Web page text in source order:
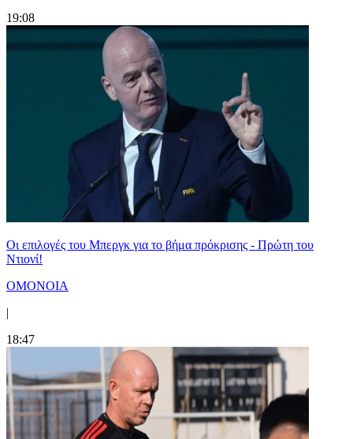
19:08
Οι επιλογές του Μπεργκ για το βήμα πρόκρισης - Πρώτη του
Ντιονί!
ΟΜΟΝΟΙΑ
|
18:47